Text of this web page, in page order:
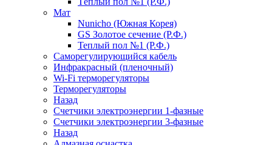
Мат
Nunicho (Южная Корея)
GS Золотое сечение (Р.Ф.)
Теплый пол №1 (Р.Ф.)
Саморегулирующийся кабель
Инфракрасный (пленочный)
Wi-Fi терморегуляторы
Терморегуляторы
Назад
Счетчики электроэнергии 1-фазные
Счетчики электроэнергии 3-фазные
Назад